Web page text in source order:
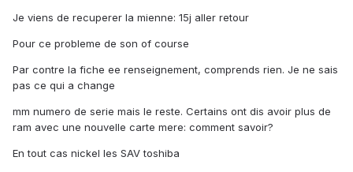
Je viens de recuperer la mienne: 15j aller retour
Pour ce probleme de son of course
Par contre la fiche ee renseignement, comprends rien. Je ne sais
pas ce qui a change
mm numero de serie mais le reste. Certains ont dis avoir plus de
ram avec une nouvelle carte mere: comment savoir?
En tout cas nickel les SAV toshiba